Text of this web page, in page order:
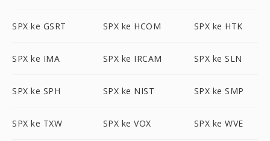
SPX ke GSRT SPX ke HCOM SPX ke HTK
SPX ke IMA SPX ke IRCAM SPX ke SLN
SPX ke SPH SPX ke NIST SPX ke SMP
SPX ke TXW SPX ke VOX SPX ke WVE